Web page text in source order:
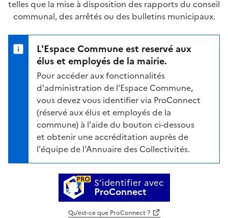
telles que la mise à disposition des rapports du conseil
communal, des arrêtés ou des bulletins municipaux.
L'Espace Commune est reservé aux
élus et employés de la mairie.
Pour accéder aux fonctionnalités
d'administration de l'Espace Commune,
vous devez vous identifier via ProConnect
(réservé aux élus et employés de la
commune) à l'aide du bouton ci-dessous
et obtenir une accréditation auprès de
l'équipe de l'Annuaire des Collectivités.
S’identifier avec
ProConnect
Qu’est-ce que ProConnect ?